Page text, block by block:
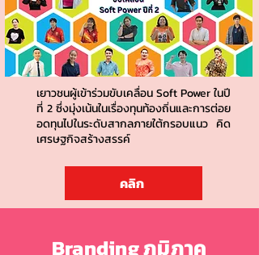
เยาวชนผู้เข้าร่วมขับเคลื่อน Soft Power ในปี
ที่ 2 ซึ่งมุ่งเน้นในเรื่องทุนท้องถิ่นและการต่อย
อดทุนไปในระดับสากลภายใต้กรอบแนว คิด
เศรษฐกิจสร้างสรรค์
คลิก
Branding ภูมิภาค